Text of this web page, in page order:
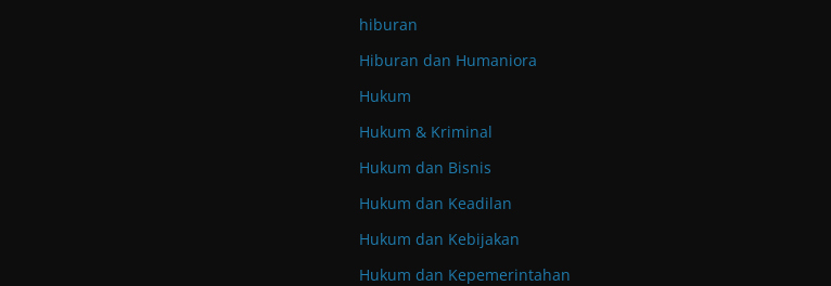
hiburan
Hiburan dan Humaniora
Hukum
Hukum & Kriminal
Hukum dan Bisnis
Hukum dan Keadilan
Hukum dan Kebijakan
Hukum dan Kepemerintahan